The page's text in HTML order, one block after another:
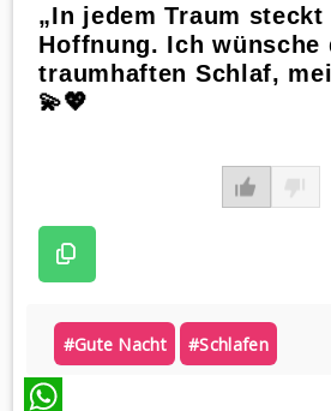
„In jedem Traum steckt
Hoffnung. Ich wünsche
traumhaften Schlaf,
💫💖
#gute Nacht #schlafen